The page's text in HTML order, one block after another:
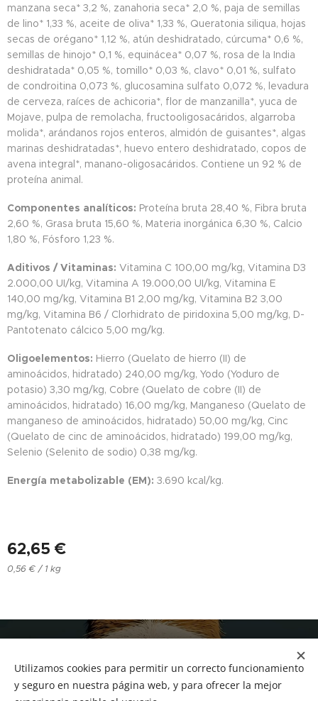
manzana seca* 3,2 %, zanahoria seca* 2,0 %, paja de semillas
de lino* 1,33 %, aceite de oliva* 1,33 %, Queratonia siliqua, hojas
secas de orégano* 1,12 %, atún deshidratado, cúrcuma* 0,6 %,
semillas de hinojo* 0,1 %, equinácea* 0,07 %, rosa de la India
deshidratada* 0,05 %, tomillo* 0,03 %, clavo* 0,01 %, sulfato
de condroitina 0,073 %, glucosamina sulfato 0,072 %, levadura
de cerveza, raíces de achicoria*, flor de manzanilla*, yuca de
Mojave, pulpa de remolacha, fructooligosacáridos, algarroba
molida*, arándanos rojos enteros, almidón de guisantes*, algas
marinas deshidratadas*, huevo entero deshidratado, copos de
avena integral*, manano-oligosacáridos. Contiene un 92 % de
proteína animal.
Componentes analíticos: Proteína bruta 28,40 %, Fibra bruta
2,60 %, Grasa bruta 15,60 %, Materia inorgánica 6,30 %, Calcio
1,80 %, Fósforo 1,23 %.
Aditivos / Vitaminas: Vitamina C 100,00 mg/kg, Vitamina D3
2.000,00 UI/kg, Vitamina A 19.000,00 UI/kg, Vitamina E
140,00 mg/kg, Vitamina B1 2,00 mg/kg, Vitamina B2 3,00
mg/kg, Vitamina B6 / Clorhidrato de piridoxina 5,00 mg/kg, D-
Pantotenato cálcico 5,00 mg/kg.
Oligoelementos: Hierro (Quelato de hierro (II) de
aminoácidos, hidratado) 240,00 mg/kg, Yodo (Yoduro de
potasio) 3,30 mg/kg, Cobre (Quelato de cobre (II) de
aminoácidos, hidratado) 16,00 mg/kg, Manganeso (Quelato de
manganeso de aminoácidos, hidratado) 50,00 mg/kg, Cinc
(Quelato de cinc de aminoácidos, hidratado) 199,00 mg/kg,
Selenio (Selenito de sodio) 0,38 mg/kg.
Energía metabolizable (EM): 3.690 kcal/kg.
62,65 €
0,56 € / 1 kg
Tf.666351543
Utilizamos cookies para permitir un correcto funcionamiento
y seguro en nuestra página web, y para ofrecer la mejor